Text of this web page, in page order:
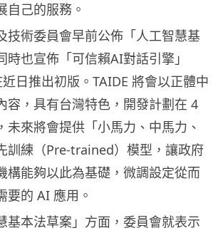
自己的服務。
技術委員會早前公佈「人工智慧基
時也宣佈「可信賴AI對話引擎」
日推出初版。TAIDE 將會以正體中
容，具有台灣特色，開發計劃在 4
未來將會提供「小馬力、中馬力、
訓練（Pre-trained）模型，讓政府
構能夠以此為基礎，微調設定從而
要的 AI 應用。
基本法草案」方面，委員會就表示